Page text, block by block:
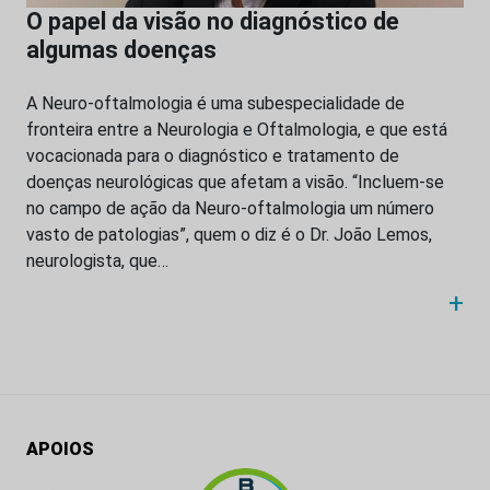
O papel da visão no diagnóstico de
algumas doenças
A Neuro-oftalmologia é uma subespecialidade de
fronteira entre a Neurologia e Oftalmologia, e que está
vocacionada para o diagnóstico e tratamento de
doenças neurológicas que afetam a visão. “Incluem-se
no campo de ação da Neuro-oftalmologia um número
vasto de patologias”, quem o diz é o Dr. João Lemos,
neurologista, que…
+
APOIOS